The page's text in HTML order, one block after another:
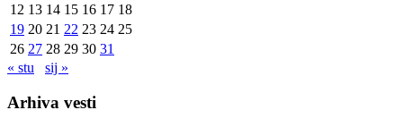
12 13 14 15 16 17 18
19 20 21 22 23 24 25
26 27 28 29 30 31
« stu
sij »
Arhiva vesti